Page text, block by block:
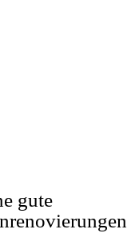
gute